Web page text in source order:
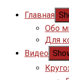
Главная
Обо
Для
Видео